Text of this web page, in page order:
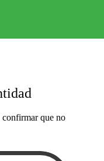
confirmar que no